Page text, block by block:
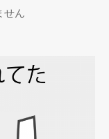
せん